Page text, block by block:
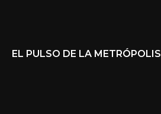
EL PULSO DE LA METRÓPOLIS